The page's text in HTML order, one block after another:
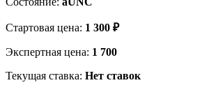
Стартовая цена: 1 300 ₽
Экспертная цена: 1 700
Текущая ставка: Нет ставок